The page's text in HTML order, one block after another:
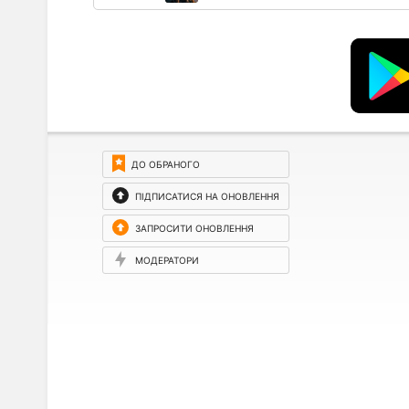
ДО ОБРАНОГО
ПІДПИСАТИСЯ НА ОНОВЛЕННЯ
ЗАПРОСИТИ ОНОВЛЕННЯ
МОДЕРАТОРИ